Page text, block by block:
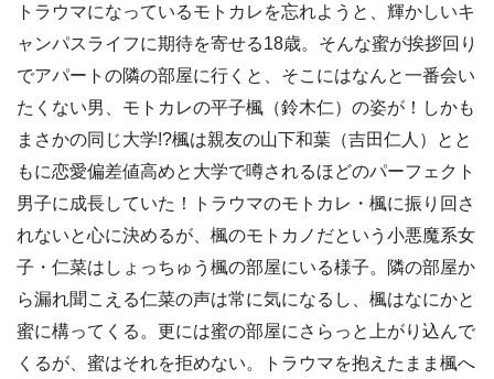
トラウマになっているモトカレを忘れようと、輝かしいキ
ャンパスライフに期待を寄せる18歳。そんな蜜が挨拶回り
でアパートの隣の部屋に行くと、そこにはなんと一番会い
たくない男、モトカレの平子楓（鈴木仁）の姿が！しかも
まさかの同じ大学!?楓は親友の山下和葉（吉田仁人）とと
もに恋愛偏差値高めと大学で噂されるほどのパーフェクト
男子に成長していた！トラウマのモトカレ・楓に振り回さ
れないと心に決めるが、楓のモトカノだという小悪魔系女
子・仁菜はしょっちゅう楓の部屋にいる様子。隣の部屋か
ら漏れ聞こえる仁菜の声は常に気になるし、楓はなにかと
蜜に構ってくる。更には蜜の部屋にさらっと上がり込んで
くるが、蜜はそれを拒めない。トラウマを抱えたまま楓へ